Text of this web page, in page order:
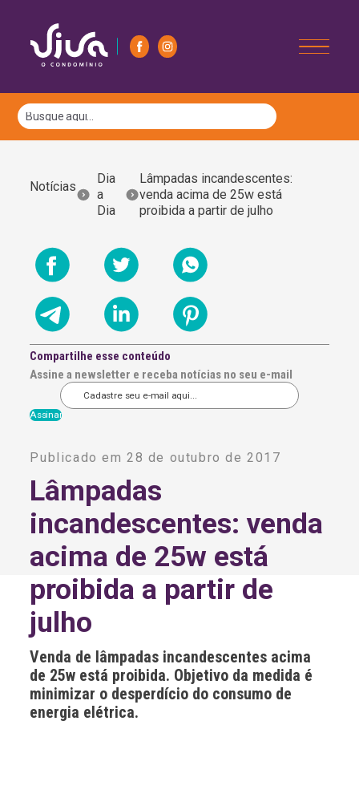
Notícias
Dia
a
Dia
Lâmpadas incandescentes:
venda acima de 25w está
proibida a partir de julho
Compartilhe esse conteúdo
Assine a newsletter e receba notícias no seu e-mail
t
n
a
v
:
Publicado em 28 de outubro de 2017
Lâmpadas
incandescentes: venda
acima de 25w está
proibida a partir de
julho
Venda de lâmpadas incandescentes acima
de 25w está proibida. Objetivo da medida é
minimizar o desperdício do consumo de
energia elétrica.